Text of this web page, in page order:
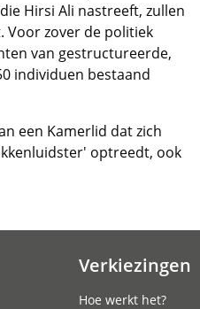
Hirsi Ali nastreeft, zullen
Voor zover de politiek
van gestructureerde,
individuen bestaand
een Kamerlid dat zich
optreedt, ook
Verkiezingen
Hoe werkt het?